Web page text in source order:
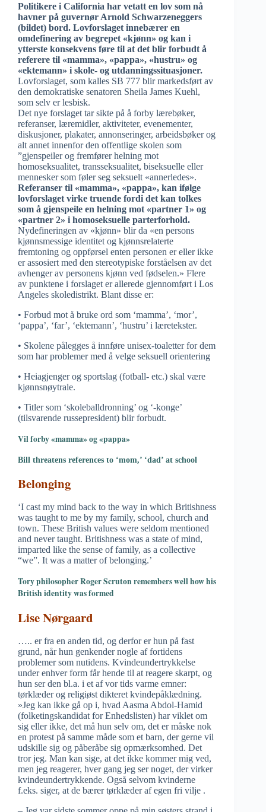
Politikere i California har vetatt en lov som nå
havner på guvernør Arnold Schwarzeneggers
(bildet) bord. Lovforslaget innebærer en
omdefinering av begrepet «kjønn» og kan i
ytterste konsekvens føre til at det blir forbudt å
referere til «mamma», «pappa», «hustru» og
«ektemann» i skole- og utdanningssituasjoner.
Lovforslaget, som kalles SB 777 blir markedsført av
den demokratiske senatoren Sheila James Kuehl,
som selv er lesbisk.
Det nye forslaget tar sikte på å forby lærebøker,
referanser, læremidler, aktiviteter, evenementer,
diskusjoner, plakater, annonseringer, arbeidsbøker og
alt annet innenfor den offentlige skolen som
”gjenspeiler og fremfører helning mot
homoseksualitet, transseksualitet, biseksuelle eller
mennesker som føler seg seksuelt «annerledes».
Referanser til «mamma», «pappa», kan ifølge
lovforslaget virke truende fordi det kan tolkes
som å gjenspeile en helning mot «partner 1» og
«partner 2» i homoseksuelle parterforhold.
Nydefineringen av «kjønn» blir da «en persons
kjønnsmessige identitet og kjønnsrelaterte
fremtoning og oppførsel enten personen er eller ikke
er assosiert med den stereotypiske forståelsen av det
avhenger av personens kjønn ved fødselen.» Flere
av punktene i forslaget er allerede gjennomført i Los
Angeles skoledistrikt. Blant disse er:
• Forbud mot å bruke ord som ‘mamma’, ‘mor’,
‘pappa’, ‘far’, ‘ektemann’, ‘hustru’ i læretekster.
• Skolene pålegges å innføre unisex-toaletter for dem
som har problemer med å velge seksuell orientering
• Heiagjenger og sportslag (fotball- etc.) skal være
kjønnsnøytrale.
• Titler som ‘skoleballdronning’ og ‘-konge’
(tilsvarende russepresident) blir forbudt.
Vil forby «mamma» og «pappa»
Bill threatens references to ‘mom,’ ‘dad’ at school
Belonging
‘I cast my mind back to the way in which Britishness
was taught to me by my family, school, church and
town. These British values were seldom mentioned
and never taught. Britishness was a state of mind,
imparted like the sense of family, as a collective
“we”. It was a matter of belonging.’
Tory philosopher Roger Scruton remembers well how his
British identity was formed
Lise Nørgaard
….. er fra en anden tid, og derfor er hun på fast
grund, når hun genkender nogle af fortidens
problemer som nutidens. Kvindeundertrykkelse
under enhver form får hende til at reagere skarpt, og
hun ser den bl.a. i et af vor tids varme emner:
tørklæder og religiøst dikteret kvindepåklædning.
»Jeg kan ikke gå op i, hvad Aasma Abdol-Hamid
(folketingskandidat for Enhedslisten) har viklet om
sig eller ikke, det må hun selv om, det er måske nok
en protest på samme måde som et barn, der gerne vil
udskille sig og påberåbe sig opmærksomhed. Det
tror jeg. Man kan sige, at det ikke kommer mig ved,
men jeg reagerer, hver gang jeg ser noget, der virker
kvindeundertrykkende. Også selvom kvinderne
f.eks. siger, at de bærer tørklæder af egen fri vilje .